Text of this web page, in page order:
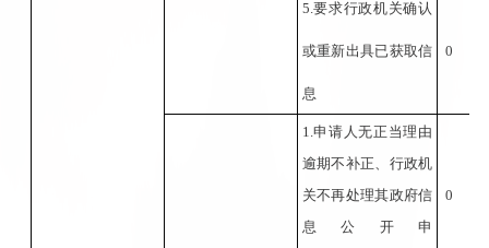
5.要求行政机关确认
或重新出具已获取信
息
0
1.申请人无正当理由
逾期不补正、行政机
关不再处理其政府信
息公开申
0